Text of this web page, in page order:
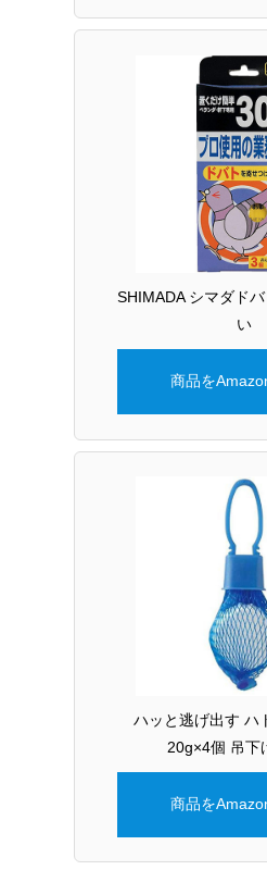
SHIMADA シマダド
い
商品を
ハッと逃げ出す ハ
20g×4個 吊下
商品を